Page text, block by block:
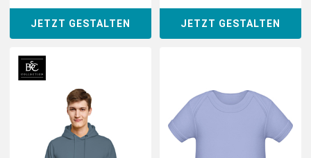
JETZT GESTALTEN JETZT GESTALTEN